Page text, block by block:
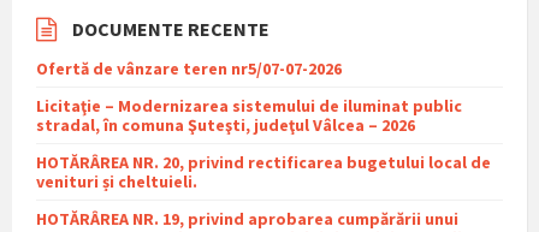
DOCUMENTE RECENTE
Ofertă de vânzare teren nr5/07-07-2026
Licitaţie – Modernizarea sistemului de iluminat public
stradal, în comuna Şuteşti, judeţul Vâlcea – 2026
HOTĂRÂREA NR. 20, privind rectificarea bugetului local de
venituri și cheltuieli.
HOTĂRÂREA NR. 19, privind aprobarea cumpărării unui